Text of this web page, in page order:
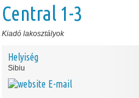
Central 1-3
Kiadó lakosztályok
Helyiség
Sibiu
E-mail